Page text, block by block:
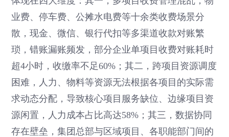
业费、停车费、公摊水电费等十余类收费场景分
散，现金、微信、银行代扣等多渠道收款对账繁
琐，错账漏账频发，部分企业单项目收费对账耗时
超4小时，收缴率不足60%；其二，跨项目资源调度
困难，人力、物料等资源无法根据各项目的实际需
求动态分配，导致核心项目服务缺位、边缘项目资
源闲置，人力成本占比高达58%；其三，数据协同
存在壁垒，集团总部与区域项目、各职能部门间的